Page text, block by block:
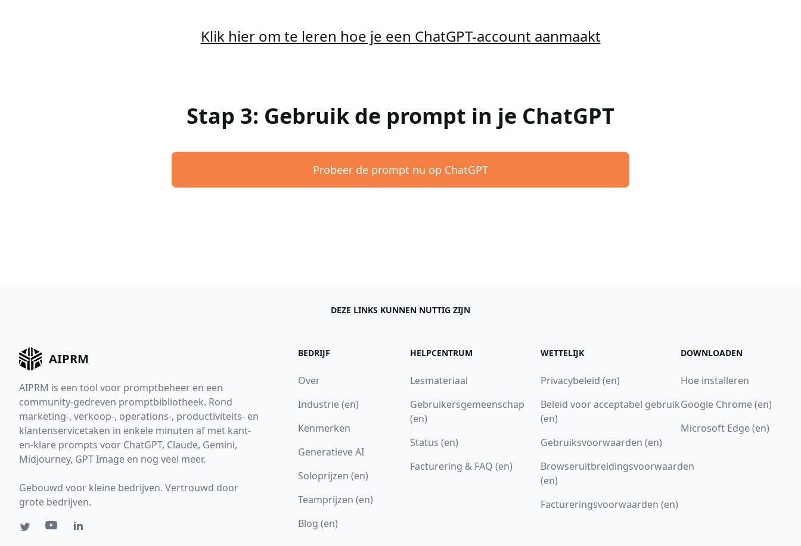
Klik hier om te leren hoe je een ChatGPT-account aanmaakt
Stap 3: Gebruik de prompt in je ChatGPT
Probeer de prompt nu op ChatGPT
DEZE LINKS KUNNEN NUTTIG ZIJN
AIPRM
AIPRM is een tool voor promptbeheer en een
community-gedreven promptbibliotheek. Rond
marketing-, verkoop-, operations-, productiviteits- en
klantenservicetaken in enkele minuten af met kant-
en-klare prompts voor ChatGPT, Claude, Gemini,
Midjourney, GPT Image en nog veel meer.
Gebouwd voor kleine bedrijven. Vertrouwd door
grote bedrijven.
BEDRIJF
Over
Industrie (en)
Kenmerken
Generatieve AI
Soloprijzen (en)
Teamprijzen (en)
Blog (en)
HELPCENTRUM
Lesmateriaal
Gebruikersgemeenschap
(en)
Status (en)
Facturering & FAQ (en)
WETTELIJK
Privacybeleid (en)
Beleid voor acceptabel gebruik
(en)
Gebruiksvoorwaarden (en)
Browseruitbreidingsvoorwaarden
(en)
Factureringsvoorwaarden (en)
DOWNLOADEN
Hoe installeren
Google Chrome (en)
Microsoft Edge (en)